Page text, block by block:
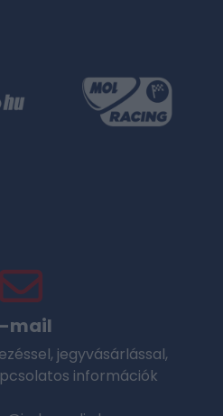
mail
jegyvásárlással,
információk